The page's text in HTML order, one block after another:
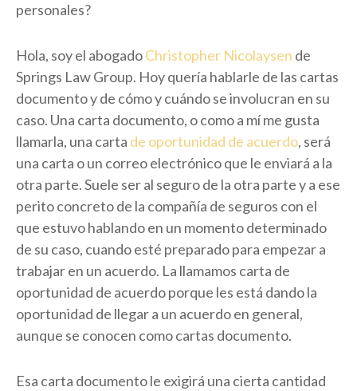
personales?
Hola, soy el abogadoChristopher Nicolaysen de
Springs Law Group. Hoy quería hablarle de las cartas
documento y de cómo y cuándo se involucran en su
caso. Una carta documento, o como a mí me gusta
llamarla, una carta de oportunidad de acuerdo, será
una carta o un correo electrónico que le enviará a la
otra parte. Suele ser al seguro de la otra parte y a ese
perito concreto de la compañía de seguros con el
que estuvo hablando en un momento determinado
de su caso, cuando esté preparado para empezar a
trabajar en un acuerdo. La llamamos carta de
oportunidad de acuerdo porque les está dando la
oportunidad de llegar a un acuerdo en general,
aunque se conocen como cartas documento.
Esa carta documento le exigirá una cierta cantidad